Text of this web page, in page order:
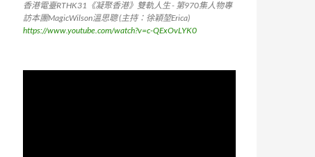
香港電臺RTHK31《凝聚香港》雙軌人生 - 第970集人物專
訪本團MagicWilson溫思聰 (主持：徐穎堃Erica)
https://www.youtube.com/watch?v=c-QExOvLYK0